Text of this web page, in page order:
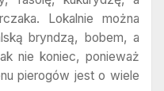
Lokalnie można
bryndzą, bobem, a
nie koniec, ponieważ
pierogów jest o wiele